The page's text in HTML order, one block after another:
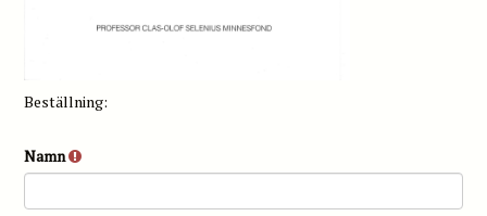
Beställning:
Namn